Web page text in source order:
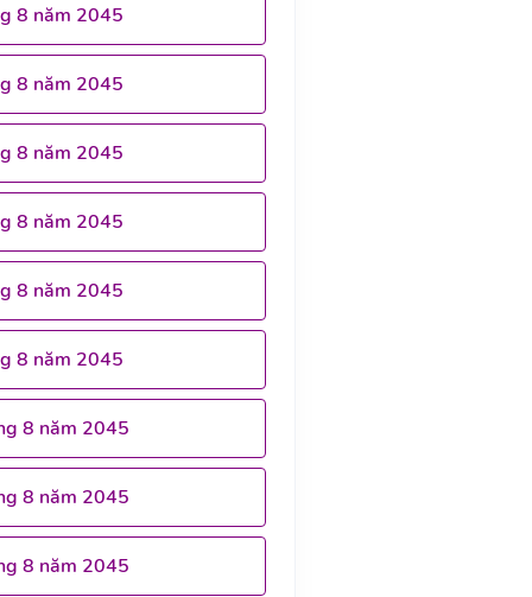
8 năm 2045
8 năm 2045
8 năm 2045
8 năm 2045
8 năm 2045
8 năm 2045
8 năm 2045
8 năm 2045
8 năm 2045